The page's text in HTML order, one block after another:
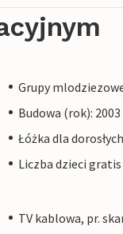
Grupy
Budowa (rok): 2003
Łóżka dla
Liczba dzieci
TV kablowa, pr.